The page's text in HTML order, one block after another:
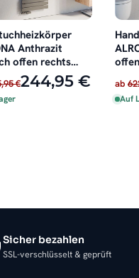
Anthrazit
offen rechts
€244,95 € ab
Auf
Sicher bezahlen
SSL-verschlüsselt & geprüft